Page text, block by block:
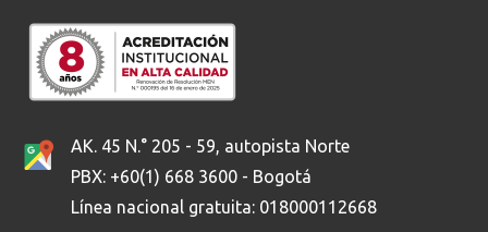
AK. 45 N.° 205 - 59, autopista Norte
PBX: +60(1) 668 3600 - Bogotá
Línea nacional gratuita: 018000112668